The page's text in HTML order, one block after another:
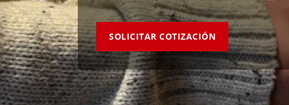
SOLICITAR COTIZACIÓN